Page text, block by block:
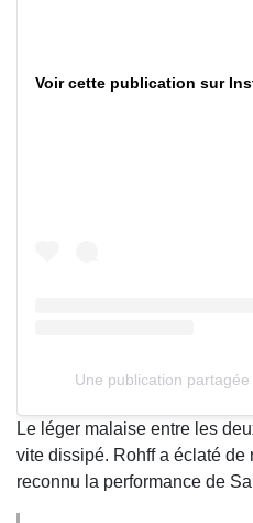
Voir cette publication sur
Une publication
Le léger malaise entre les
vite dissipé. Rohff a éclaté de
reconnu la performance de